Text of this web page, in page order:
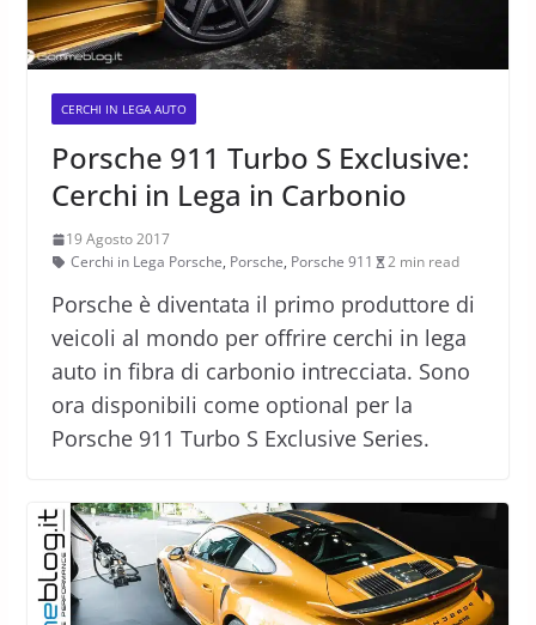
CERCHI IN LEGA AUTO
Porsche 911 Turbo S Exclusive:
Cerchi in Lega in Carbonio
19 Agosto 2017
Cerchi in Lega Porsche, Porsche, Porsche 911 2 min read
Porsche è diventata il primo produttore di
veicoli al mondo per offrire cerchi in lega
auto in fibra di carbonio intrecciata. Sono
ora disponibili come optional per la
Porsche 911 Turbo S Exclusive Series.